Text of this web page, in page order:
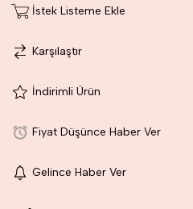
İstek Listeme Ekle
Karşılaştır
İndirimli Ürün
Fiyat Düşünce Haber Ver
Gelince Haber Ver